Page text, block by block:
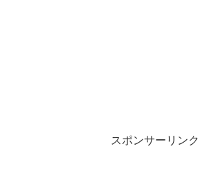
スポンサーリンク